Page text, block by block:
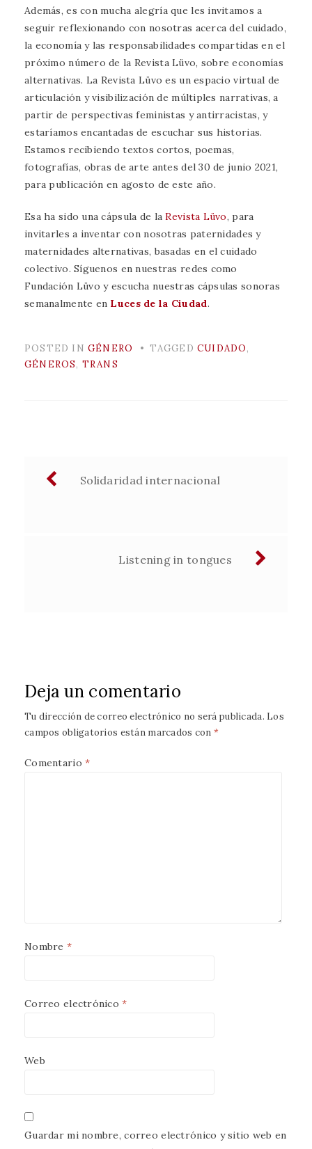
Además, es con mucha alegría que les invitamos a
seguir reflexionando con nosotras acerca del cuidado,
la economía y las responsabilidades compartidas en el
próximo número de la Revista Lüvo, sobre economías
alternativas. La Revista Lüvo es un espacio virtual de
articulación y visibilización de múltiples narrativas, a
partir de perspectivas feministas y antirracistas, y
estaríamos encantadas de escuchar sus historias.
Estamos recibiendo textos cortos, poemas,
fotografías, obras de arte antes del 30 de junio 2021,
para publicación en agosto de este año.
Esa ha sido una cápsula de laRevista Lüvo, para
invitarles a inventar con nosotras paternidades y
maternidades alternativas, basadas en el cuidado
colectivo. Síguenos en nuestras redes como
Fundación Lüvo y escucha nuestras cápsulas sonoras
semanalmente en Luces de la Ciudad.
POSTED IN GÉNERO TAGGEDCUIDADO,
GÉNEROS, TRANS
Navegación
Solidaridad internacional
Listening in tongues
Deja un comentario
Tu dirección de correo electrónico no será publicada. Los
campos obligatorios están marcados con *
Comentario*
Nombre *
Correo electrónico*
Web
Guardar mi nombre, correo electrónico y sitio web en